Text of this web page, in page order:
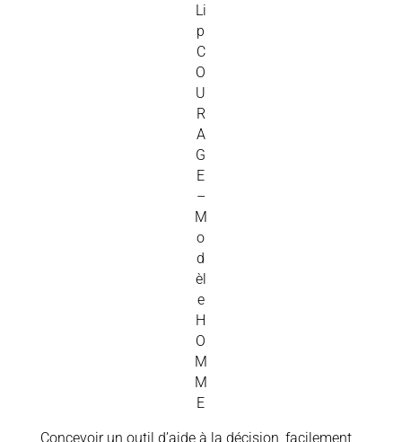
Li
p
C
O
U
R
A
G
E
–
M
o
d
èl
e
H
O
M
M
E
Concevoir un outil d’aide à la décision, facilement